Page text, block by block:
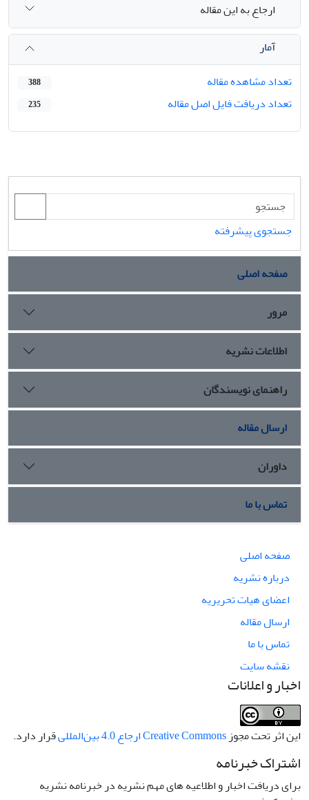
ارجاع به این مقاله
آمار
تعداد مشاهده مقاله
388
تعداد دریافت فایل اصل مقاله 235
جستجوی پیشرفته
صفحه اصلی
مرور
اطلاعات نشریه
راهنمای نویسندگان
ارسال مقاله
داوران
تماس با ما
صفحه اصلی
درباره نشریه
اعضای هیات تحریریه
ارسال مقاله
تماس با ما
نقشه سایت
اخبار و اعلانات
این اثر تحت مجوز Creative Commons ارجاع 4.0 بین‌المللی قرار دارد.
اشتراک خبرنامه
برای دریافت اخبار و اطلاعیه های مهم نشریه در خبرنامه نشریه